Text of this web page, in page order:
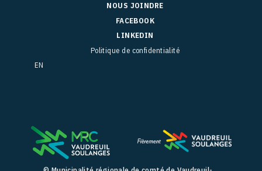
NOUS JOINDRE
FACEBOOK
LINKEDIN
Politique de confidentialité
EN